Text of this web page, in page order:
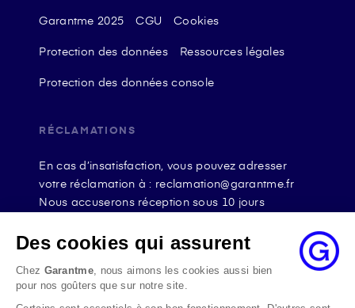
Garantme 2025 CGU Cookies
Protection des données Ressources légales
Protection des données console
RÉCLAMATIONS
En cas d’insatisfaction, vous pouvez adresser
votre réclamation à : reclamation@garantme.fr
Nous accuserons réception sous 10 jours
état de cause, nous répondrons à la réclamation
au maximum dans les 2 mois.
Si le désaccord persiste, vous pouvez solliciter
l’avis du Médiateur de l’Assurance par internet à
Des cookies qui assurent
Chez Garantme, nous aimons les cookies aussi bien
pour nos goûters que sur notre site.